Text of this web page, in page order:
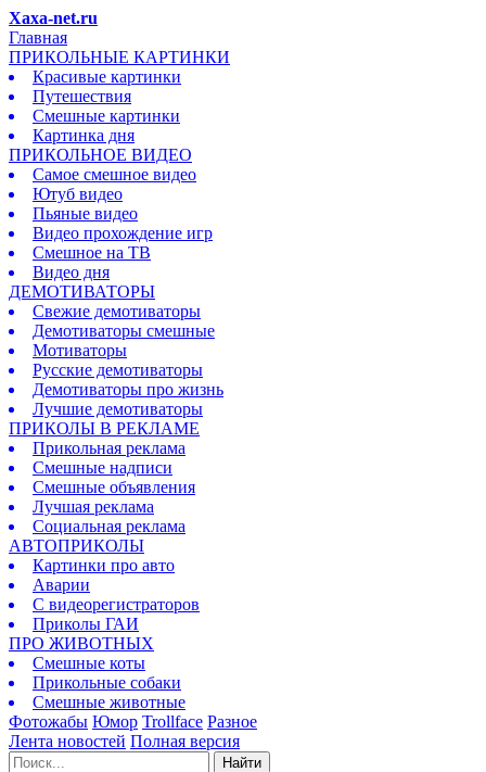
Xaxa-net.ru
Главная
ПРИКОЛЬНЫЕ КАРТИНКИ
Красивые картинки
Путешествия
Смешные картинки
Картинка дня
ПРИКОЛЬНОЕ ВИДЕО
Самое смешное видео
Ютуб видео
Пьяные видео
Видео прохождение игр
Смешное на ТВ
Видео дня
ДЕМОТИВАТОРЫ
Свежие демотиваторы
Демотиваторы смешные
Мотиваторы
Русские демотиваторы
Демотиваторы про жизнь
Лучшие демотиваторы
ПРИКОЛЫ В РЕКЛАМЕ
Прикольная реклама
Смешные надписи
Смешные объявления
Лучшая реклама
Социальная реклама
АВТОПРИКОЛЫ
Картинки про авто
Аварии
С видеорегистраторов
Приколы ГАИ
ПРО ЖИВОТНЫХ
Смешные коты
Прикольные собаки
Смешные животные
Фотожабы Юмор Trollface Разное
Лента новостей Полная версия
Найти